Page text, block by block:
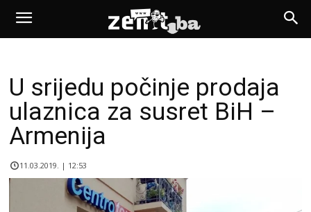
U srijedu počinje prodaja
ulaznica za susret BiH –
Armenija
11.03.2019. | 12:53